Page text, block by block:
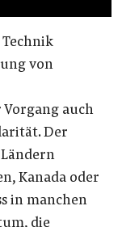
Technik
von
auch
Der
Kanada oder
in manchen
die